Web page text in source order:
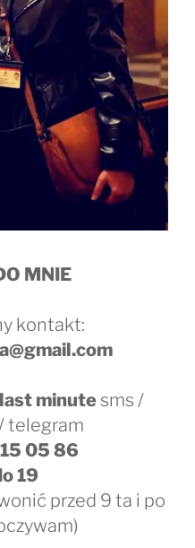
MNIE
kontakt:
minutesms /
telegram
05 86
19
przed 9 ta i po